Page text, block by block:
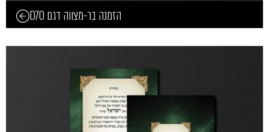
הזמנה בר-מצווה דגם D70